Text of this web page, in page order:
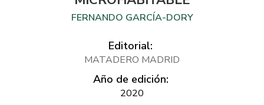
FERNANDO GARCÍA-DORY
Editorial:
MATADERO MADRID
Año de edición:
2020